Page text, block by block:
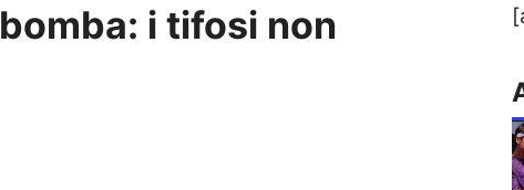
i tifosi non